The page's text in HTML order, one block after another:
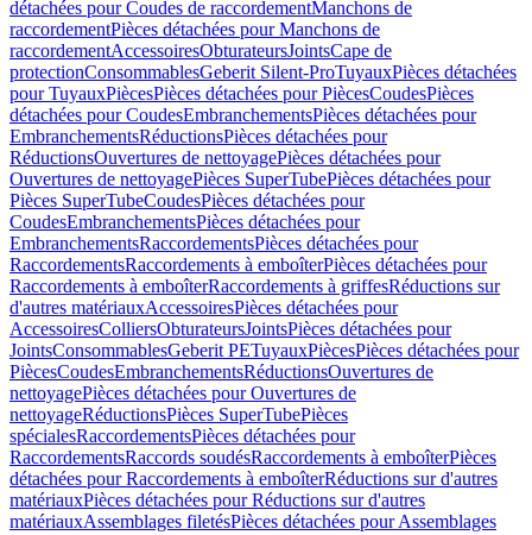
détachées pour Coudes de raccordementManchons de
raccordementPièces détachées pour Manchons de
raccordementAccessoiresObturateursJointsCape de
protectionConsommablesGeberit Silent-ProTuyauxPièces détachées
pour TuyauxPiècesPièces détachées pour PiècesCoudesPièces
détachées pour CoudesEmbranchementsPièces détachées pour
EmbranchementsRéductionsPièces détachées pour
RéductionsOuvertures de nettoyagePièces détachées pour
Ouvertures de nettoyagePièces SuperTubePièces détachées pour
Pièces SuperTubeCoudesPièces détachées pour
CoudesEmbranchementsPièces détachées pour
EmbranchementsRaccordementsPièces détachées pour
RaccordementsRaccordements à emboîterPièces détachées pour
Raccordements à emboîterRaccordements à griffesRéductions sur
d'autres matériauxAccessoiresPièces détachées pour
AccessoiresColliersObturateursJointsPièces détachées pour
JointsConsommablesGeberit PETuyauxPiècesPièces détachées pour
PiècesCoudesEmbranchementsRéductionsOuvertures de
nettoyagePièces détachées pour Ouvertures de
nettoyageRéductionsPièces SuperTubePièces
spécialesRaccordementsPièces détachées pour
RaccordementsRaccords soudésRaccordements à emboîterPièces
détachées pour Raccordements à emboîterRéductions sur d'autres
matériauxPièces détachées pour Réductions sur d'autres
matériauxAssemblages filetésPièces détachées pour Assemblages